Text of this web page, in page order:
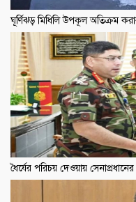
ঘূর্ণিঝড় মিধিলি উপকূল অতিক্রম
ধৈর্যের পরিচয় দেওয়ায়